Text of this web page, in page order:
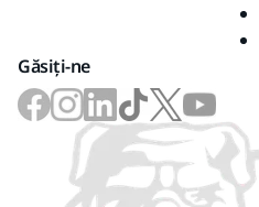
Găsiți-ne